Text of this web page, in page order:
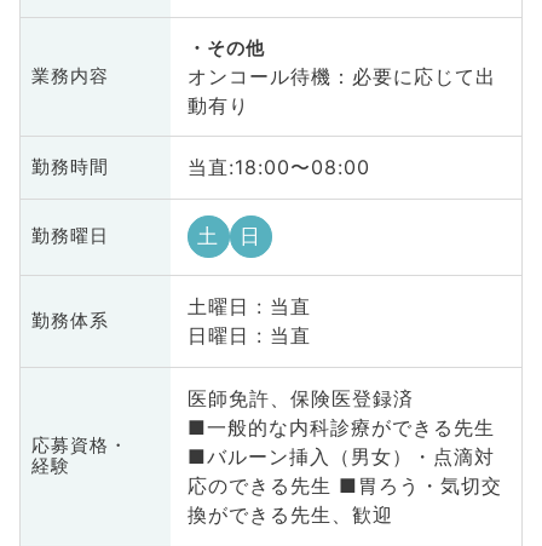
業務内容
その他
オンコール待機：必要に応じて出
動有り
勤務時間 当直:18:00〜08:00
勤務曜日 土 日
勤務体系
土曜日 : 当直
日曜日 : 当直
応募資格・
経験
医師免許、保険医登録済
■一般的な内科診療ができる先生
■バルーン挿入（男女）・点滴対
応のできる先生 ■胃ろう・気切交
換ができる先生、歓迎